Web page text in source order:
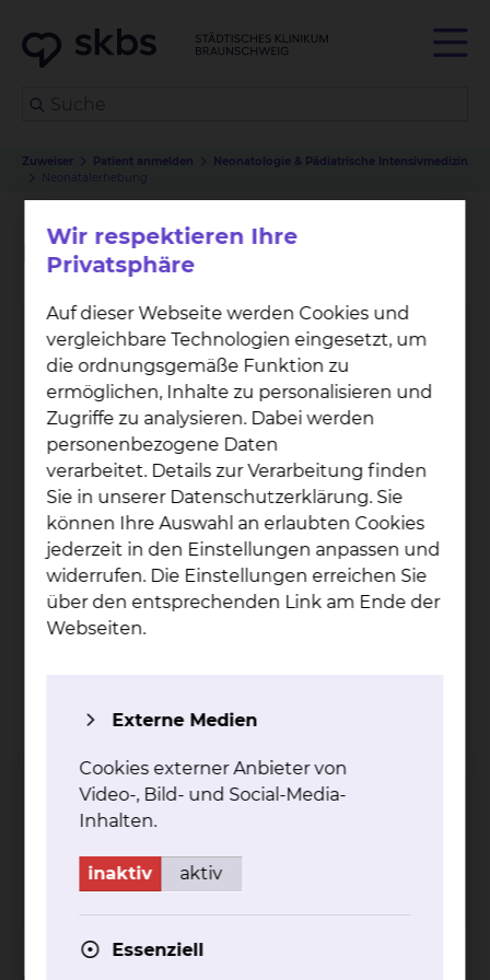
Zuweiser Patient anmelden
Neonatologie & Pädiatrische Intensivmedizin
Neonatalerhebung
Neonatalerhebung
Dr. Jost Wi­gand Rich­ter
Celler Straße 38, 38114 Braunschweig
Fax: +49 531 595 3793
Per E-Mail kontaktieren
Wir respektieren Ihre
Privatsphäre
Auf dieser Webseite werden Cookies und
vergleichbare Technologien eingesetzt, um
die ordnungsgemäße Funktion zu
ermöglichen, Inhalte zu personalisieren und
Zugriffe zu analysieren. Dabei werden
personenbezogene Daten
verarbeitet. Details zur Verarbeitung finden
Sie in unserer Datenschutzerklärung. Sie
können Ihre Auswahl an erlaubten Cookies
jederzeit in den Einstellungen anpassen und
widerrufen. Die Einstellungen erreichen Sie
über den entsprechenden Link am Ende der
Webseiten.
Externe Medien
Cookies externer Anbieter von
Video-, Bild- und Social-Media-
Inhalten.
inaktiv aktiv
Essenziell